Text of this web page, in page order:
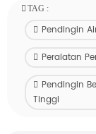
TAG :
Pendingin
Peralatan
Pendingin
Tinggi